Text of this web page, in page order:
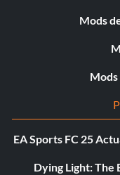
Mods
EA Sports FC 25
Dying Light: The